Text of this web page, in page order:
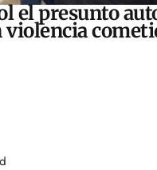
el presunto
violencia